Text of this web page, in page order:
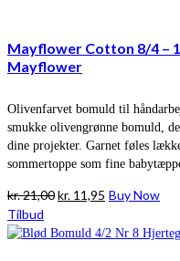
Mayflower Cotton 8/4 –
Mayflower
Olivenfarvet bomuld til
smukke olivengrønne bomuld,
dine projekter. Garnet føles
sommertoppe som fine
kr.21,00Den
pris
kr. 11,95 Den
pris
Buy Now
Tilbud